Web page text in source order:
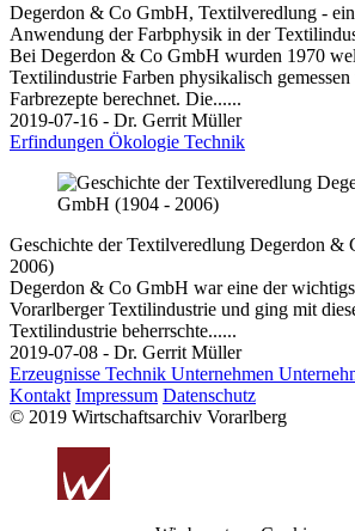
Degerdon & Co GmbH, Textilveredlung -
Anwendung der Farbphysik in der
Bei Degerdon & Co GmbH wurden 1970
Textilindustrie Farben physikalisch gemessen
Farbrezepte berechnet. Die......
2019-07-16 - Dr. Gerrit Müller
Erfindungen Ökologie Technik
Geschichte der Textilveredlung Degerdon &
2006)
Degerdon & Co GmbH war eine der
Vorarlberger Textilindustrie und ging mit
Textilindustrie beherrschte......
2019-07-08 - Dr. Gerrit Müller
Erzeugnisse Technik Unternehmen
Kontakt Impressum Datenschutz
© 2019 Wirtschaftsarchiv Vorarlberg